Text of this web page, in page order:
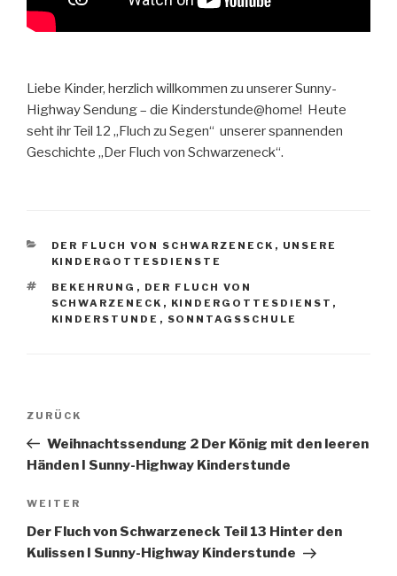
Liebe Kinder, herzlich willkommen zu unserer Sunny-
Highway Sendung – die Kinderstunde@home! Heute
seht ihr Teil 12 „Fluch zu Segen“ unserer spannenden
Geschichte „Der Fluch von Schwarzeneck“.
KATEGORIEN
DER FLUCH VON SCHWARZENECK , UNSERE
KINDERGOTTESDIENSTE
SCHLAGWÖRTER
BEKEHRUNG , DER FLUCH VON
SCHWARZENECK , KINDERGOTTESDIENST ,
KINDERSTUNDE , SONNTAGSSCHULE
Beitragsnavigation
Vorheriger
Beitrag
ZURÜCK
Weihnachtssendung 2 Der König mit den leeren
Händen I Sunny-Highway Kinderstunde
Nächster
Beitrag
WEITER
Der Fluch von Schwarzeneck Teil 13 Hinter den
Kulissen I Sunny-Highway Kinderstunde